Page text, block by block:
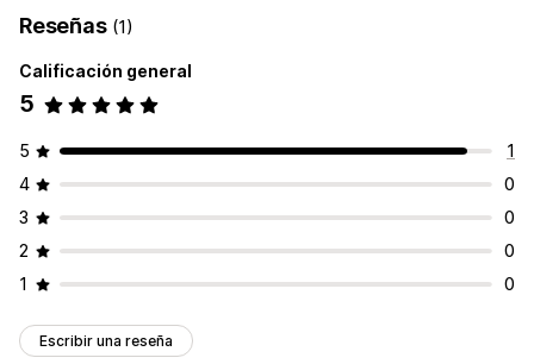
Reseñas (1)
Calificación general
5
5
1
4
0
3
0
2
0
1
0
Escribir una reseña